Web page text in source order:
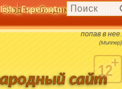
Вход необходим для
Esperanto
ничего сказать о глубине лжи, не
попав в нее.
(Миппер)